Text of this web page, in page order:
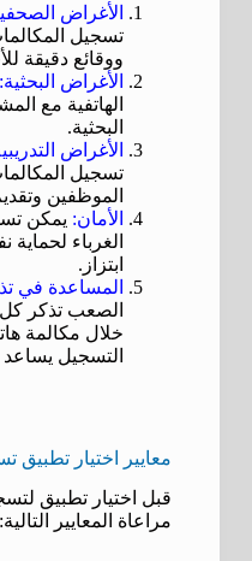
الأغراض
تسجيل
ووقائع دقيقة
الأغراض البحثية:
الهاتفية مع
البحثية.
الأغراض
تسجيل
الموظفين
الأمان: يمكن
الغرباء
ابتزاز.
المساعدة في
الصعب تذكر كل
خلال مكالمة
التسجيل
معايير اختيار تطبيق
قبل اختيار تطبيق
مراعاة المعايير التالية: